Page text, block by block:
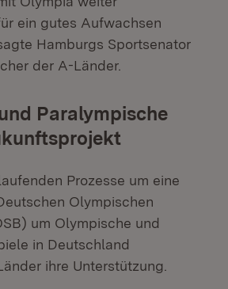
ein gutes Aufwachsen
Hamburgs Sportsenator
der A-Länder.
Paralympische
Prozesse um eine
Olympischen
um Olympische und
in Deutschland
ihre Unterstützung.